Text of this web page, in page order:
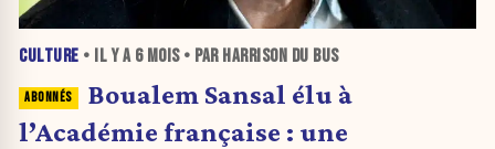
CULTURE • IL Y A 6 MOIS• PAR HARRISON DU BUS
Boualem Sansal élu à
l’Académie française : une